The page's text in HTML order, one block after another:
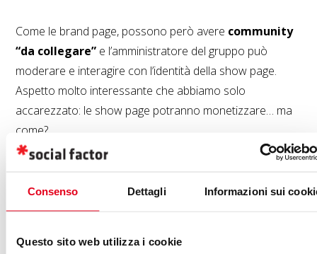
Consenso Dettagli Informazioni sui
Questo sito web utilizza i cookie
Come le brand page, possono però avere community
“da collegare” e l’amministratore del gruppo può
moderare e interagire con l’identità della show page.
Aspetto molto interessante che abbiamo solo
accarezzato: le show page potranno monetizzare… ma
come?
Facebook Watch: si potrà
guadagnare con i video